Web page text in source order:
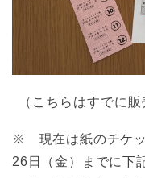
（こちらはすでに
※ 現在は紙のチケッ
26日（金）までに下